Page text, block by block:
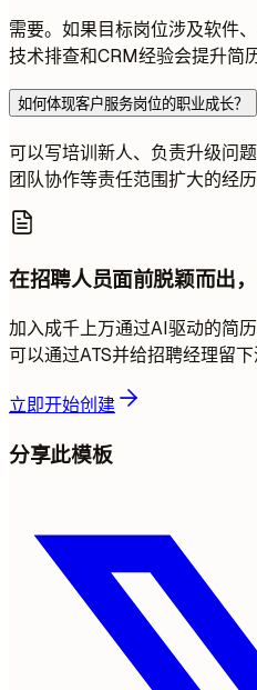
需要。如果目标岗位涉及软件
技术排查和CRM经验会提升简
如何体现客户服务岗位的职业成长？
可以写培训新人、负责升级问
团队协作等责任范围扩大的经历
在招聘人员面前脱颖而出
加入成千上万通过AI驱动的简
可以通过ATS并给招聘经理留下
立即开始创建
分享此模板